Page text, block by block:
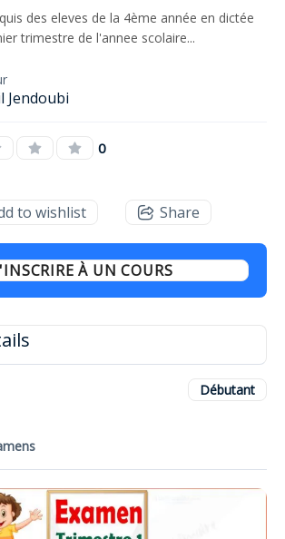
des eleves de la 4ème année en dictée
trimestre de l'annee scolaire...
Jendoubi
0
to wishlist Share
À UN COURS
Débutant